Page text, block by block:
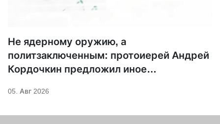
Не ядерному оружию, а
политзаключенным: протоиерей Андрей
Кордочкин предложил иное
Саровского
05. Авг 2026